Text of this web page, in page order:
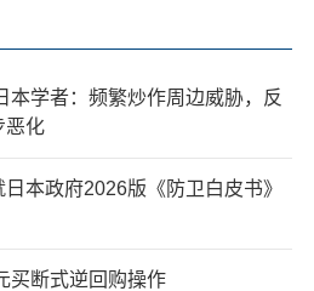
本学者：频繁炒作周边威胁，反
恶化
本政府2026版《防卫白皮书》
买断式逆回购操作